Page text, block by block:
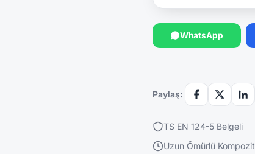
WhatsApp
Paylaş:
TS EN 124-5 Belgeli
Uzun Ömürlü Kompozit